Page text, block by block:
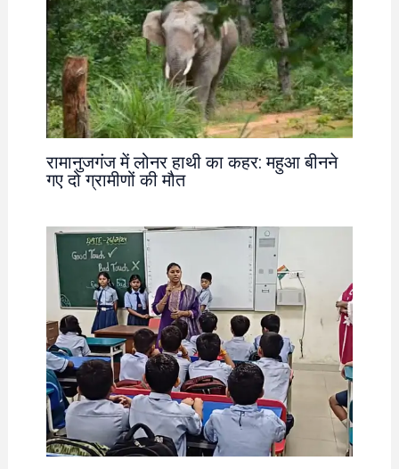
रामानुजगंज में लोनर हाथी का कहर: महुआ बीनने
गए दो ग्रामीणों की मौत